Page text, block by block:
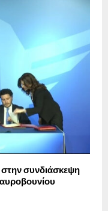
συνδιάσκεψη